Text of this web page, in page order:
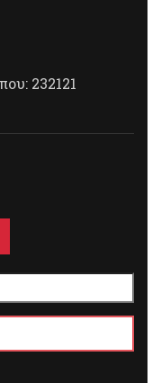
232121